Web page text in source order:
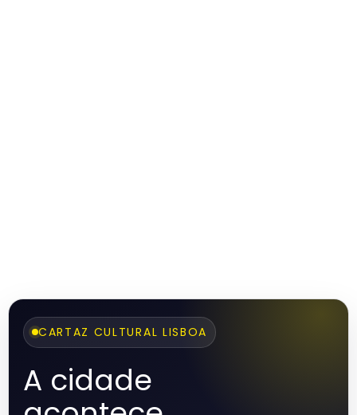
CARTAZ CULTURAL LISBOA
A cidade